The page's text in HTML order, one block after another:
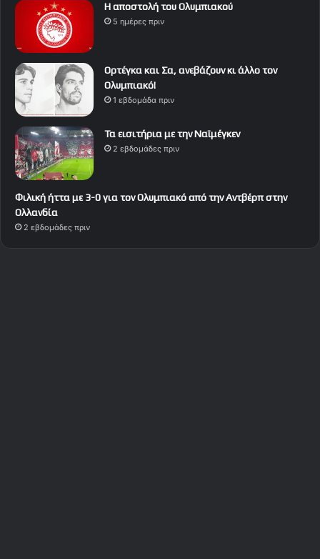
Η αποστολή του Ολυμπιακού
5 ημέρες πριν
Ορτέγκα και Σα, ανεβάζουν κι άλλο τον
Ολυμπιακό!
1 εβδομάδα πριν
Τα εισιτήρια με την Ναϊμέγκεν
2 εβδομάδες πριν
Φιλική ήττα με 3-0 για τον Ολυμπιακό από την Αντβέρπ στην
Ολλανδία
2 εβδομάδες πριν